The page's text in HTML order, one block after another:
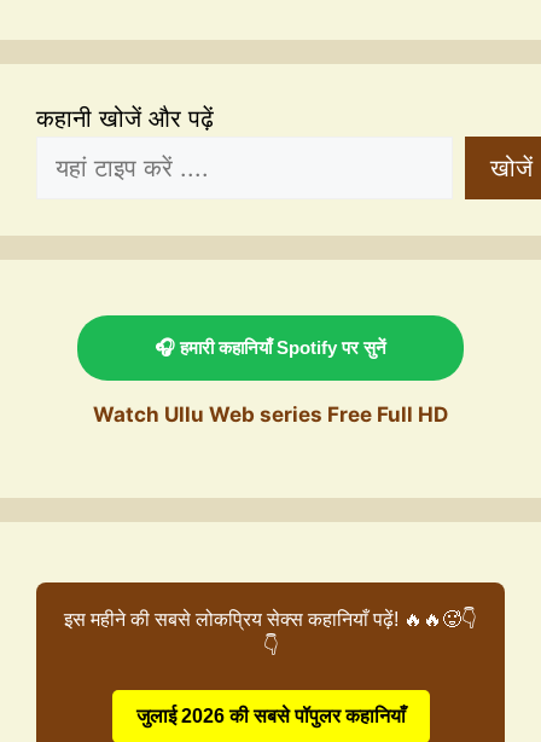
कहानी खोजें और पढ़ें
खोजें
🎧 हमारी कहानियाँ Spotify पर सुनें
Watch Ullu Web series Free Full HD
इस महीने की सबसे लोकप्रिय सेक्स कहानियाँ पढ़ें! 🔥🔥🥵👇
👇
जुलाई 2026 की सबसे पॉपुलर कहानियाँ